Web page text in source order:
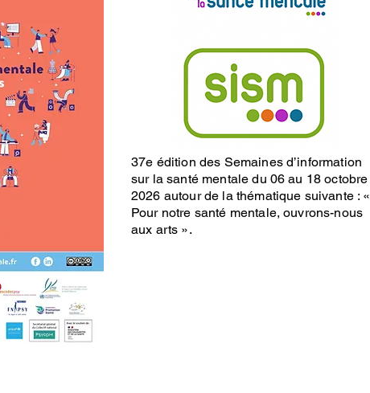
37e édition des Semaines d’information
sur la santé mentale du 06 au 18 octobre
2026 autour de la thématique suivante : «
Pour notre santé mentale, ouvrons-nous
aux arts ».